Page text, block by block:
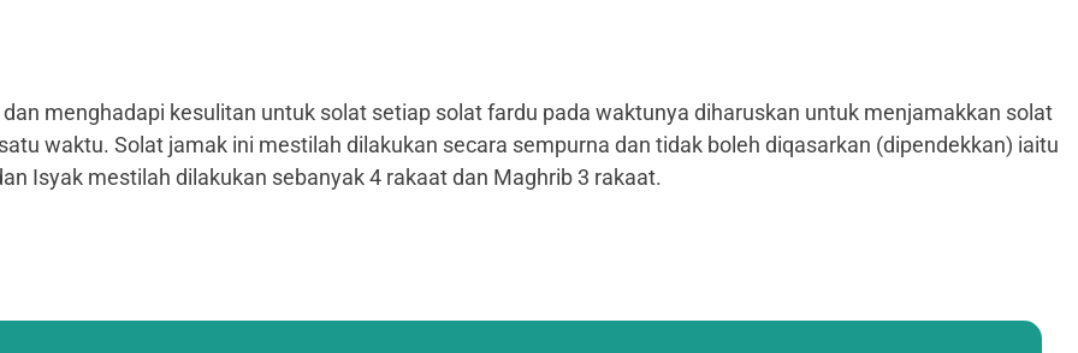
menghadapi kesulitan untuk solat setiap solat fardu pada waktunya diharuskan untuk menjamakkan solat
waktu. Solat jamak ini mestilah dilakukan secara sempurna dan tidak boleh diqasarkan (dipendekkan) iaitu
Isyak mestilah dilakukan sebanyak 4 rakaat dan Maghrib 3 rakaat.